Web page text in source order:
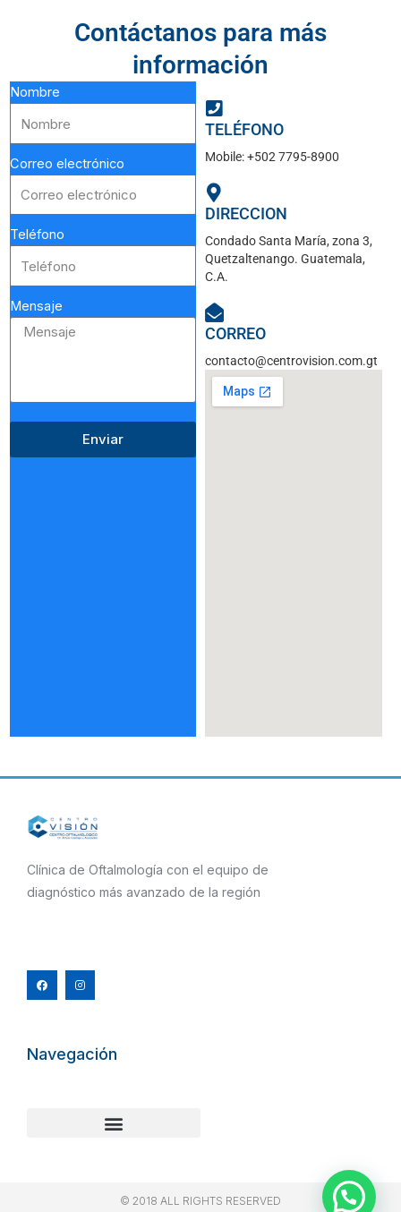
Contáctanos para más
información
Nombre
Correo electrónico
Teléfono
Mensaje
Enviar
TELÉFONO
Mobile: +502 7795-8900
DIRECCION
Condado Santa María, zona 3,
Quetzaltenango. Guatemala,
C.A.
CORREO
contacto@centrovision.com.gt
Clínica de Oftalmología con el equipo de
diagnóstico más avanzado de la región
c
e
b
o
s
t
a
g
Navegación
© 2018 ALL RIGHTS RESERVED​